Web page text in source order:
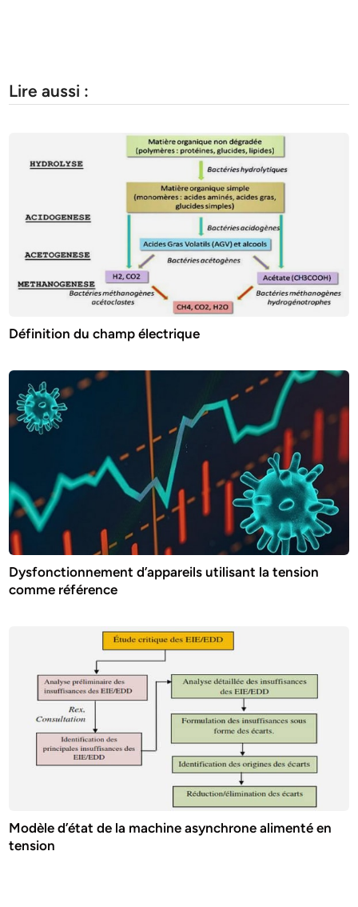
Lire aussi :
Définition du champ électrique
Dysfonctionnement d’appareils utilisant la tension
comme référence
Modèle d’état de la machine asynchrone alimenté en
tension